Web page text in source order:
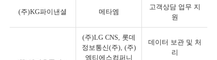
(주)KG파이낸셜 메타엠
고객상담 업무 지
원
(주)LG CNS, 롯데
정보통신(주), (주)
엠티에스컴퍼니
데이터 보관 및 처
리